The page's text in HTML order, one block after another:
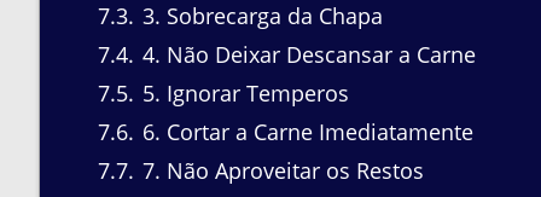
7.3 3. Sobrecarga da Chapa
7.4 4. Não Deixar Descansar a Carne
7.5 5. Ignorar Temperos
7.6 6. Cortar a Carne Imediatamente
7.7 7. Não Aproveitar os Restos